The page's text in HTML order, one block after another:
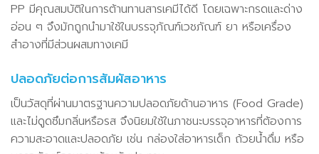
PP มีคุณสมบัติในการต้านทานสารเคมีได้ดี โดยเฉพาะกรดและด่าง
อ่อน ๆ จึงมักถูกนำมาใช้ในบรรจุภัณฑ์เวชภัณฑ์ ยา หรือเครื่อง
สำอางที่มีส่วนผสมทางเคมี
ปลอดภัยต่อการสัมผัสอาหาร
เป็นวัสดุที่ผ่านมาตรฐานความปลอดภัยด้านอาหาร (Food Grade)
และไม่ดูดซึมกลิ่นหรือรส จึงนิยมใช้ในภาชนะบรรจุอาหารที่ต้องการ
ความสะอาดและปลอดภัย เช่น กล่องใส่อาหารเด็ก ถ้วยน้ำดื่ม หรือ